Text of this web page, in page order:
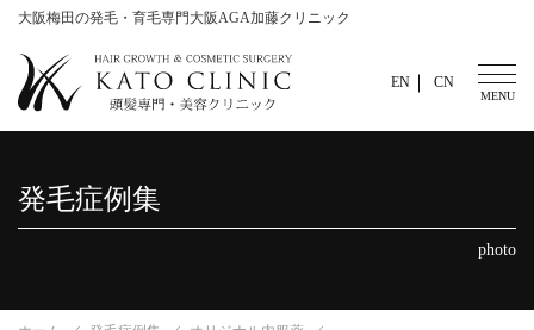
大阪梅田の発毛・育毛専門大阪AGA加藤クリニック
EN CN
発毛症例集
photo